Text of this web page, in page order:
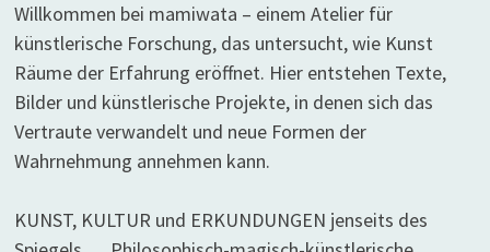
Willkommen bei mamiwata – einem Atelier für
künstlerische Forschung, das untersucht, wie Kunst
Räume der Erfahrung eröffnet. Hier entstehen Texte,
Bilder und künstlerische Projekte, in denen sich das
Vertraute verwandelt und neue Formen der
Wahrnehmung annehmen kann.
KUNST, KULTUR und ERKUNDUNGEN jenseits des